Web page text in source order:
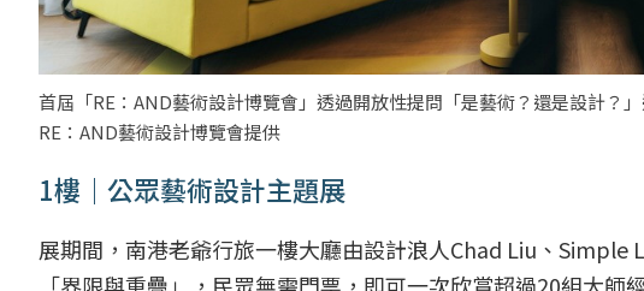
首屆「RE：AND藝術設計博覽會」透過開放性提問「是藝術？還是設計？
RE：AND藝術設計博覽會提供
1樓｜公眾藝術設計主題展
展期間，南港老爺行旅一樓大廳由設計浪人Chad Liu、
「界限與重疊」，民眾無需門票，即可一次欣賞超過20組大師